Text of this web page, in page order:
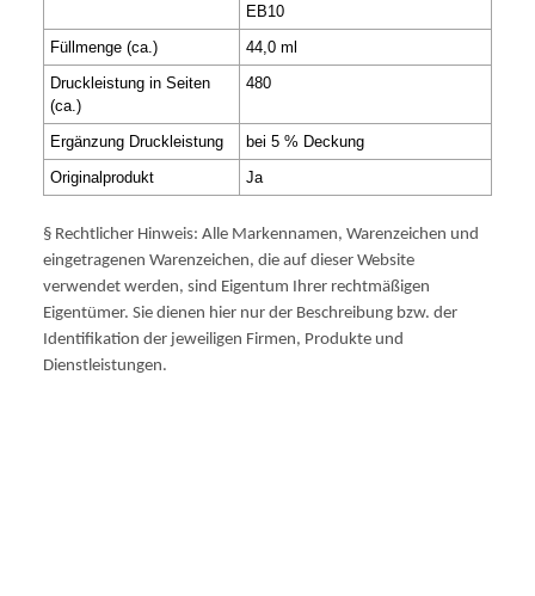
EB10
Füllmenge (ca.)
44,0 ml
Druckleistung in Seiten
(ca.)
480
Ergänzung Druckleistung
bei 5 % Deckung
Originalprodukt
Ja
§ Rechtlicher Hinweis: Alle Markennamen, Warenzeichen und
eingetragenen Warenzeichen, die auf dieser Website
verwendet werden, sind Eigentum Ihrer rechtmäßigen
Eigentümer. Sie dienen hier nur der Beschreibung bzw. der
Identifikation der jeweiligen Firmen, Produkte und
Dienstleistungen.